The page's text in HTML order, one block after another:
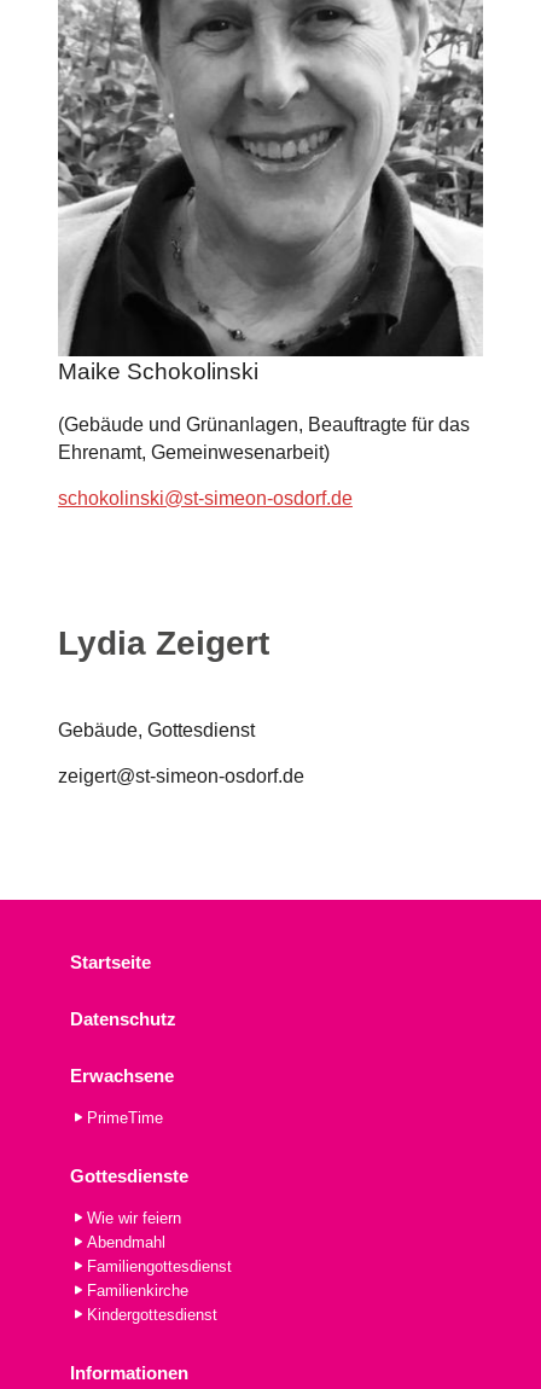
Maike Schokolinski
(Gebäude und Grünanlagen, Beauftragte für das
Ehrenamt, Gemeinwesenarbeit)
schokolinski@st-simeon-osdorf.de
Lydia Zeigert
Gebäude, Gottesdienst
zeigert@st-simeon-osdorf.de
Startseite
Datenschutz
Erwachsene
PrimeTime
Gottesdienste
Wie wir feiern
Abendmahl
Familiengottesdienst
Familienkirche
Kindergottesdienst
Informationen